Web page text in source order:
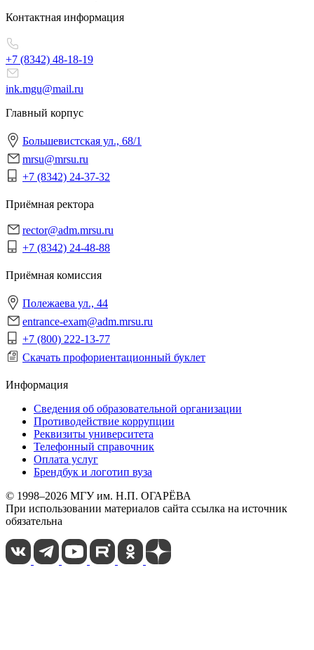
Контактная информация
+7 (8342) 48-18-19
ink.mgu@mail.ru
Главный корпус
Большевистская ул., 68/1
mrsu@mrsu.ru
+7 (8342) 24-37-32
Приёмная ректора
rector@adm.mrsu.ru
+7 (8342) 24-48-88
Приёмная комиссия
Полежаева ул., 44
entrance-exam@adm.mrsu.ru
+7 (800) 222-13-77
Скачать профориентационный буклет
Информация
Сведения об образовательной организации
Противодействие коррупции
Реквизиты университета
Телефонный справочник
Оплата услуг
Брендбук и логотип вуза
© 1998–2026 МГУ им. Н.П. ОГАРЁВА
При использовании материалов сайта ссылка на источник
обязательна